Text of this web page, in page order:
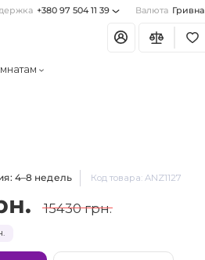
+380 97 504 11 39 Валюта Гривна
4–8 недель Код товара: ANZ1127
15430 грн.